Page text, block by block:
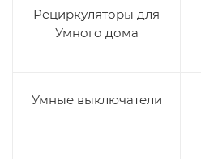
Рециркуляторы для
Умного дома
Умные выключатели